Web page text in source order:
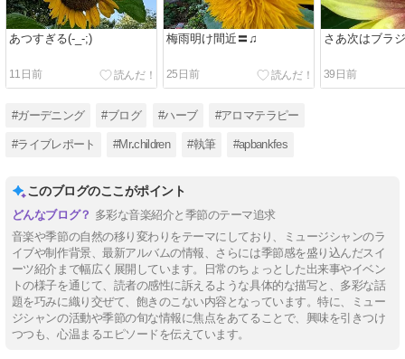
あつすぎる(-_-;)
11日前
梅雨明け間近〓♫
25日前
さあ次はブラ
39日前
#ガーデニング #ブログ #ハーブ #アロマテラピー
#ライブレポート #Mrꓸchildren #執筆 #apbankfes
このブログのここがポイント
多彩な音楽紹介と季節のテーマ追求
音楽や季節の自然の移り変わりをテーマにしており、ミュージシャンのラ
イブや制作背景、最新アルバムの情報、さらには季節感を盛り込んだスイ
ーツ紹介まで幅広く展開しています。日常のちょっとした出来事やイベン
トの様子を通じて、読者の感性に訴えるような具体的な描写と、多彩な話
題を巧みに織り交ぜて、飽きのこない内容となっています。特に、ミュー
ジシャンの活動や季節の旬な情報に焦点をあてることで、興味を引きつけ
つつも、心温まるエピソードを伝えています。